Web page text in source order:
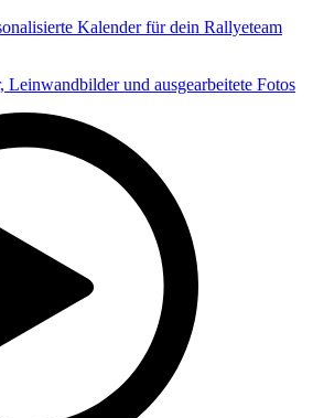
Kalender für dein Rallyeteam
Leinwandbilder und ausgearbeitete Fotos